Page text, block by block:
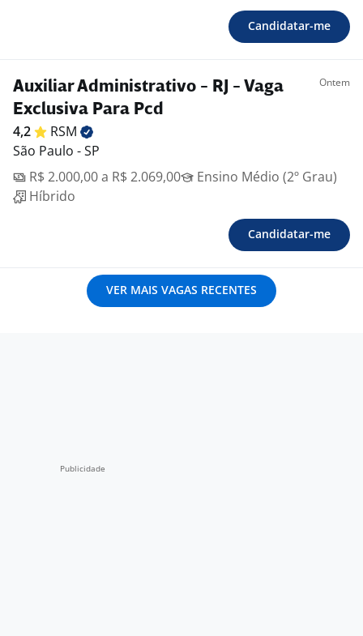
Candidatar-me
Auxiliar Administrativo - RJ - Vaga
Exclusiva Para Pcd
Ontem
4,2
RSM
São Paulo - SP
R$ 2.000,00 a R$ 2.069,00
Ensino Médio (2º Grau)
Híbrido
Candidatar-me
VER MAIS VAGAS RECENTES